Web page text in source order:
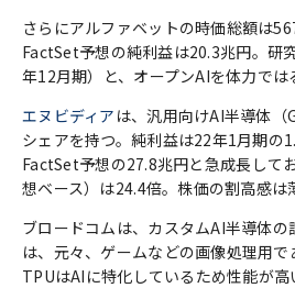
さらにアルファベットの時価総額は
FactSet予想の純利益は20.3兆円。研
年12月期）と、オープンAIを体力では
エヌビディア は、汎用向けAI半導体
シェアを持つ。純利益は22年1月期の
FactSet予想の27.8兆円と急成長して
想ベース）は24.4倍。株価の割高感は
ブロードコムは、カスタムAI半導体の
は、元々、ゲームなどの画像処理用
TPUはAIに特化しているため性能が高